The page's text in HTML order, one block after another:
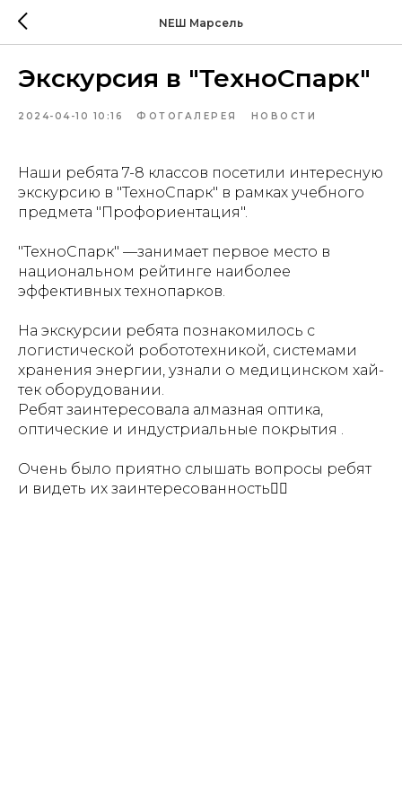
NEШ Марсель
Экскурсия в "ТехноСпарк"
2024-04-10 10:16 ФОТОГАЛЕРЕЯ НОВОСТИ
Наши ребята 7-8 классов посетили интересную
экскурсию в "ТехноСпарк" в рамках учебного
предмета "Профориентация".
"ТехноСпарк" —занимает первое место в
национальном рейтинге наиболее
эффективных технопарков.
На экскурсии ребята познакомилось с
логистической робототехникой, системами
хранения энергии, узнали о медицинском хай-
тек оборудовании.
Ребят заинтересовала алмазная оптика,
оптические и индустриальные покрытия .
Очень было приятно слышать вопросы ребят
и видеть их заинтересованность👍🏻